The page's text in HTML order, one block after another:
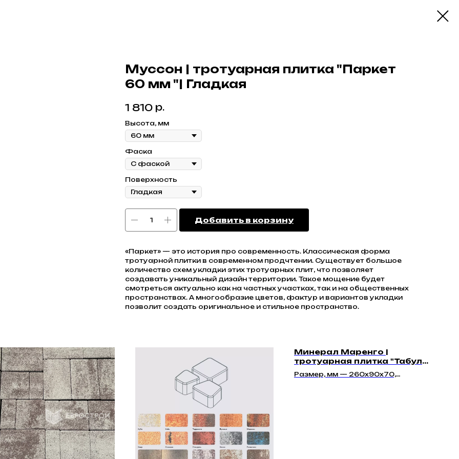
Муссон | тротуарная плитка "Паркет
60 мм "| Гладкая
1 810 р.
Высота, мм
Фаска
Поверхность
Добавить в корзину
«Паркет» — это история про современность. Классическая форма
тротуарной плитки в современном продчтении. Существует большое
количество схем укладки этих тротуарных плит, что позволяет
создавать уникальный дизайн территории. Такое мощение будет
смотреться актуально как на частных участках, так и на общественных
пространствах. А многообразие цветов, фактур и вариантов укладки
позволит создать оригинальное и стильное пространство.
Минерал Маренго |
тротуарная плитка "Табула
70мм"
Размер, мм — 260х90х70,